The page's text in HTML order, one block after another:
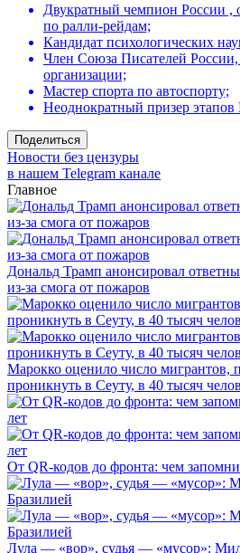
Двукратный чемпион России ,
по ралли-рейдам;
Кандидат психологических
Член Союза Писателей
организации;
Мастер спорта по автоспорту;
Неоднократный призер этапов
Поделиться
Новости без цензуры
в нашем Telegram канале
Главное
Дональд Трамп анонсировал
из-за смога от пожаров
Марокко оценило число мигрантов,
проникнуть в Сеуту, в 40 тысяч
От QR-кодов до фронта: чем
Лула — «вор», судья — «мусор»: